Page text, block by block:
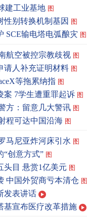
建工业基地 图
性别转换机制基因 图
SCE输电塔电弧酿灾 图
航空被控宗教歧视 图
请人补充证明材料 图
等拖累纳指 图
案 7学生遭重罪起诉 图
方：留意几大警讯 图
程可达中国沿海 图
马尼亚炸河床引水 图
“创意方式” 图
头目 悬赏1亿美元 图
中国外贸商亏本清仓 图
发表讲话
基宣布医疗改革措施